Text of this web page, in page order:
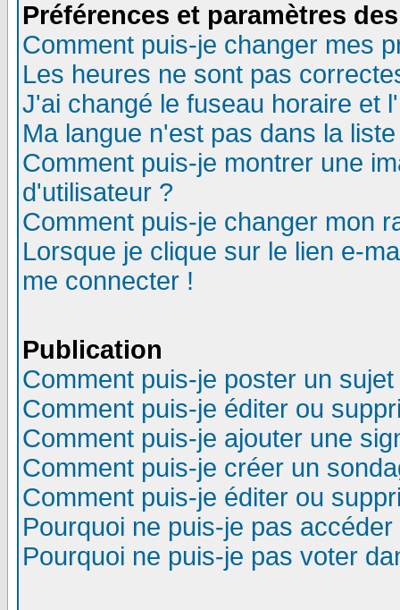
Préférences et paramètres
Comment puis-je changer mes
Les heures ne sont pas
J'ai changé le fuseau horaire et
Ma langue n'est pas dans la
Comment puis-je montrer une
d'utilisateur ?
Comment puis-je changer mon
Lorsque je clique sur le lien e-
me connecter !
Publication
Comment puis-je poster un
Comment puis-je éditer ou
Comment puis-je ajouter une
Comment puis-je créer un
Comment puis-je éditer ou
Pourquoi ne puis-je pas
Pourquoi ne puis-je pas voter